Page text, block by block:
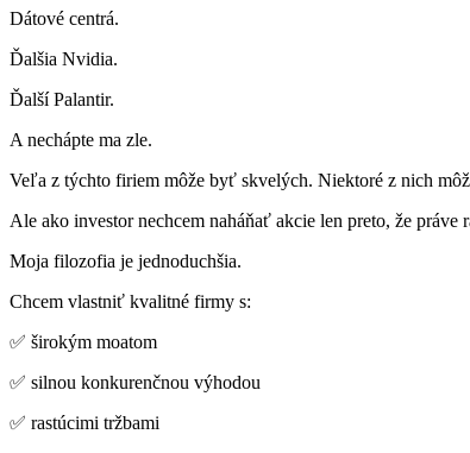
Dátové centrá.
Ďalšia Nvidia.
Ďalší Palantir.
A nechápte ma zle.
Veľa z týchto firiem môže byť skvelých. Niektoré z nich
Ale ako investor nechcem naháňať akcie len preto, že práve
Moja filozofia je jednoduchšia.
Chcem vlastniť kvalitné firmy s:
✅ širokým moatom
✅ silnou konkurenčnou výhodou
✅ rastúcimi tržbami